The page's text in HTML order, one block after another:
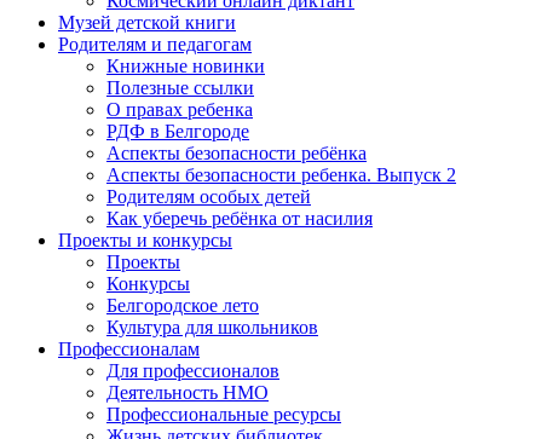
Музей детской книги
Родителям и педагогам
Книжные новинки
Полезные ссылки
О правах ребенка
РДФ в Белгороде
Аспекты безопасности ребёнка
Аспекты безопасности ребенка. Выпуск 2
Родителям особых детей
Как уберечь ребёнка от насилия
Проекты и конкурсы
Проекты
Конкурсы
Белгородское лето
Культура для школьников
Профессионалам
Для профессионалов
Деятельность НМО
Профессиональные ресурсы